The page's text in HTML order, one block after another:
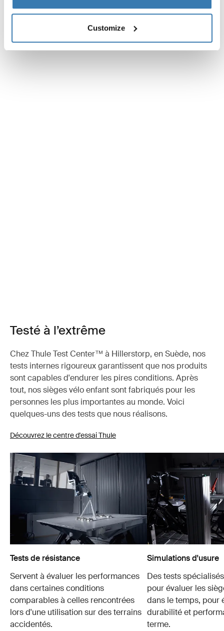
Customize
Testé à l’extrême
Chez Thule Test Center™ à Hillerstorp, en Suède, nos
tests internes rigoureux garantissent que nos produits
sont capables d'endurer les pires conditions. Après
tout, nos sièges vélo enfant sont fabriqués pour les
personnes les plus importantes au monde. Voici
quelques-uns des tests que nous réalisons.
Découvrez le centre d'essai Thule
Tests de résistance
Servent à évaluer les performances
dans certaines conditions
comparables à celles rencontrées
lors d'une utilisation sur des terrains
accidentés.
Simulations d'usure
Des tests
pour évaluer les
dans le temps, pour
durabilité et
terme.